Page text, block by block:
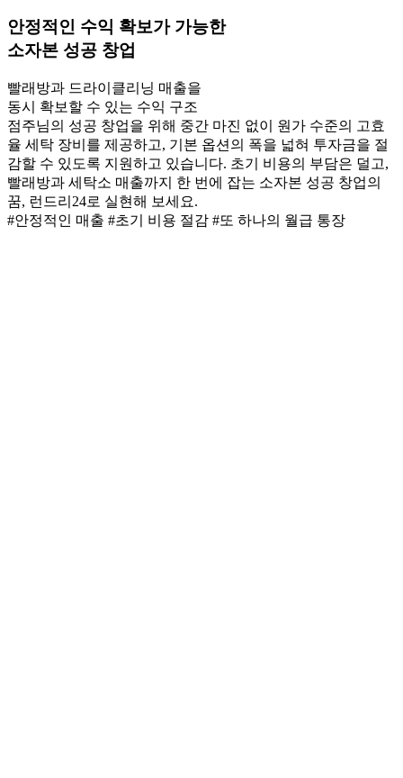
안정적인 수익 확보가 가능한
소자본 성공 창업
빨래방과 드라이클리닝 매출을
동시 확보할 수 있는 수익 구조
점주님의 성공 창업을 위해 중간 마진 없이 원가 수준의 고효
율 세탁 장비를 제공하고, 기본 옵션의 폭을 넓혀 투자금을 절
감할 수 있도록 지원하고 있습니다. 초기 비용의 부담은 덜고,
빨래방과 세탁소 매출까지 한 번에 잡는 소자본 성공 창업의
꿈, 런드리24로 실현해 보세요.
#안정적인 매출 #초기 비용 절감 #또 하나의 월급 통장